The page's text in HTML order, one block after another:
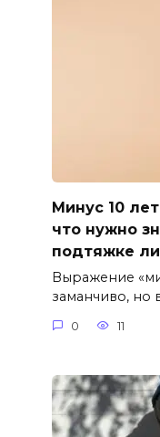
Минус 10
что нужно
подтяжке
Выражение
заманчиво, но
0 11